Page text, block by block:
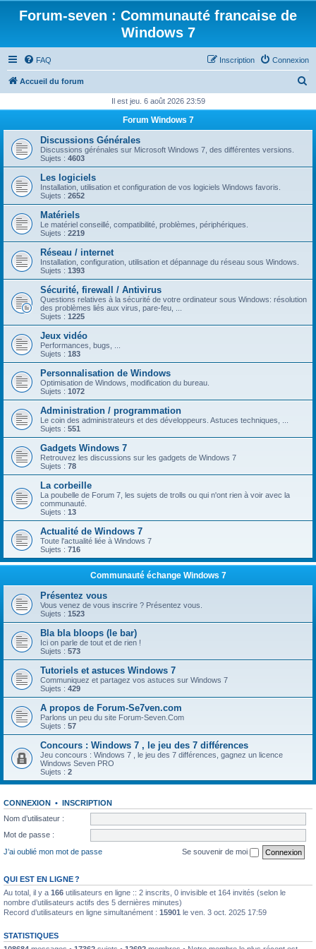
Forum-seven : Communauté francaise de
Windows 7
FAQ Connexion
Inscription
Accueil du forum
h
r
Il est jeu. 6 août 2026 23:59
Forum Windows 7
Discussions Générales
Discussions gérénales sur Microsoft Windows 7, des différentes versions.
Sujets : 4603
Les logiciels
Installation, utilisation et configuration de vos logiciels Windows favoris.
Sujets : 2652
Matériels
Le matériel conseillé, compatibilité, problèmes, périphériques.
Sujets : 2219
Réseau / internet
Installation, configuration, utilisation et dépannage du réseau sous Windows.
Sujets : 1393
Sécurité, firewall / Antivirus
Questions relatives à la sécurité de votre ordinateur sous Windows: résolution
des problèmes liés aux virus, pare-feu, ...
Sujets : 1225
Jeux vidéo
Performances, bugs, ...
Sujets : 183
Personnalisation de Windows
Optimisation de Windows, modification du bureau.
Sujets : 1072
Administration / programmation
Le coin des administrateurs et des développeurs. Astuces techniques, ...
Sujets : 551
Gadgets Windows 7
Retrouvez les discussions sur les gadgets de Windows 7
Sujets : 78
La corbeille
La poubelle de Forum 7, les sujets de trolls ou qui n'ont rien à voir avec la
communauté.
Sujets : 13
Actualité de Windows 7
Toute l'actualité liée à Windows 7
Sujets : 716
Communauté échange Windows 7
Présentez vous
Vous venez de vous inscrire ? Présentez vous.
Sujets : 1523
Bla bla bloops (le bar)
Ici on parle de tout et de rien !
Sujets : 573
Tutoriels et astuces Windows 7
Communiquez et partagez vos astuces sur Windows 7
Sujets : 429
A propos de Forum-Se7ven.com
Parlons un peu du site Forum-Seven.Com
Sujets : 57
Concours : Windows 7 , le jeu des 7 différences
Jeu concours : Windows 7 , le jeu des 7 différences, gagnez un licence
Windows Seven PRO
Sujets : 2
CONNEXION • INSCRIPTION
Nom d’utilisateur :
Mot de passe :
J’ai oublié mon mot de passe
Se souvenir de moi
QUI EST EN LIGNE ?
Au total, il y a 166 utilisateurs en ligne :: 2 inscrits, 0 invisible et 164 invités (selon le
nombre d’utilisateurs actifs des 5 dernières minutes)
Record d’utilisateurs en ligne simultanément : 15901 le ven. 3 oct. 2025 17:59
STATISTIQUES